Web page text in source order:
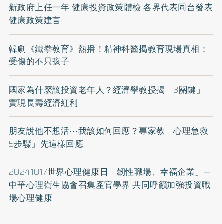
新政府上任一年 健康投資政策體檢 各界代表同台發表
健康政策建言
韓劇《鐵拳教育》熱播！精神科醫揭教育現場真相：
受傷的不只孩子
國家為什麼該投資老年人？經濟學教授揭「3關鍵」
實現長壽經濟紅利
朋友說他不想活⋯我該如何回應？專家教「心理急救
5步驟」先這樣回應
20241017世界心理健康日「韌性職場、幸福企業」─
中華心理衛生協會召集產官學界 共同呼籲加強投資職
場心理健康